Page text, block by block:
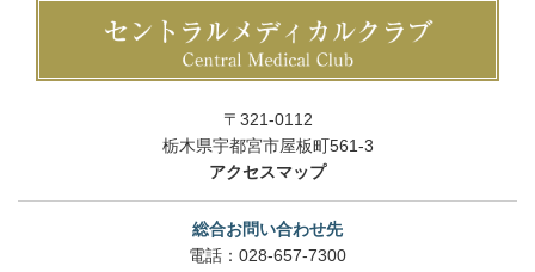
〒321-0112
栃木県宇都宮市屋板町561-3
アクセスマップ
総合お問い合わせ先
電話： 028-657-7300